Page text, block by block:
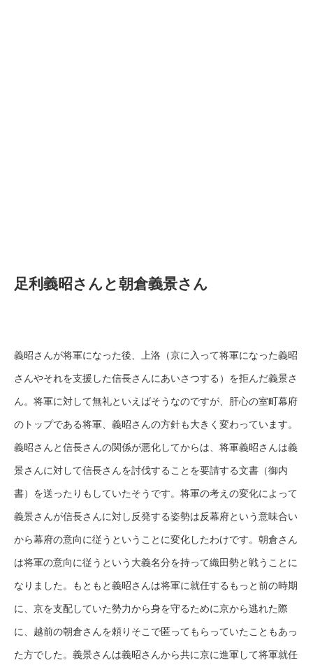
足利義昭さんと朝倉義景さん
義昭さんが将軍になった後、上洛（京に入って将軍になった義昭
さんやそれを支援した信長さんにあいさつする）を拒んだ義景さ
ん。将軍に対して無礼といえばそうなのですが、肝心の室町幕府
のトップである将軍、義昭さんの方針も大きく変わっています。
義昭さんと信長さんの関係が悪化してからは、将軍義昭さんは義
景さんに対して信長さんを討伐することを要請する文書（御内
書）を送ったりもしていたそうです。将軍の考えの変化によって
義景さんが信長さんに対し反発する姿勢は反幕府という意味合い
から幕府の意向に従うということに変化したわけです。朝倉さん
は将軍の意向に従うという大義名分を持って織田勢と戦うことに
なりました。もともと義昭さんは将軍に就任するもっと前の時期
に、京を支配していた勢力から身を守るために京から逃れた際
に、越前の朝倉さんを頼りそこで匿ってもらっていたこともあっ
た方でした。義景さんは義昭さんから共に京に進軍して将軍就任